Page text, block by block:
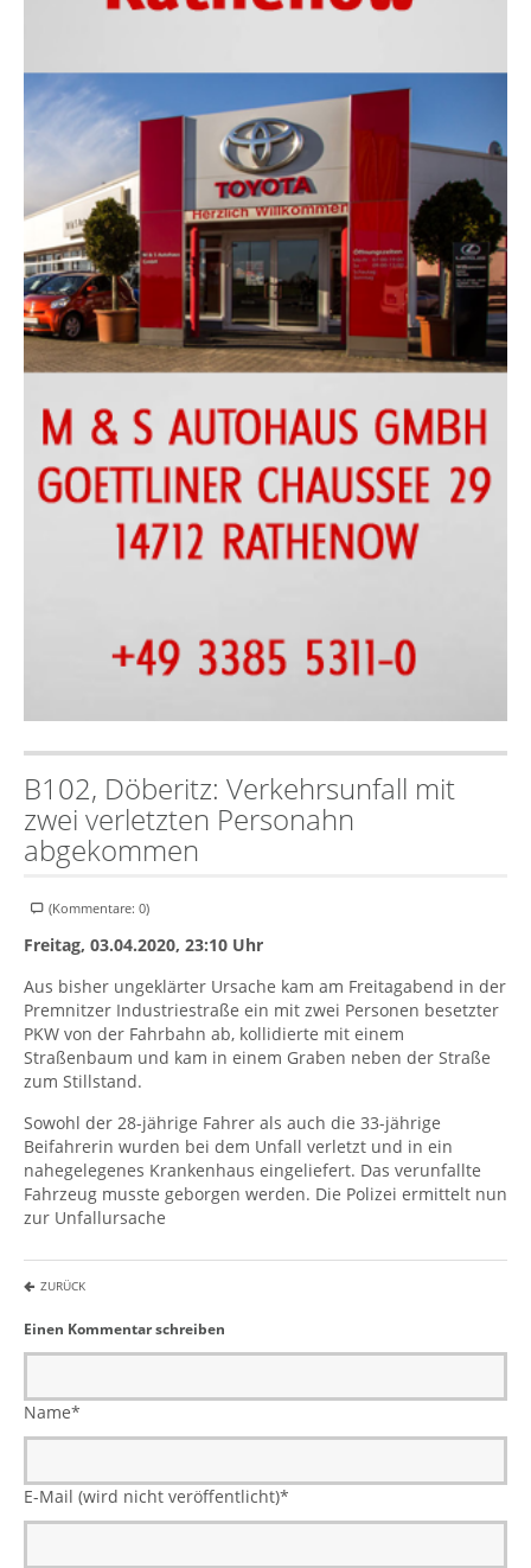
B102, Döberitz: Verkehrsunfall mit
zwei verletzten Personahn
abgekommen
(Kommentare: 0)
Freitag, 03.04.2020, 23:10 Uhr
Aus bisher ungeklärter Ursache kam am Freitagabend in der
Premnitzer Industriestraße ein mit zwei Personen besetzter
PKW von der Fahrbahn ab, kollidierte mit einem
Straßenbaum und kam in einem Graben neben der Straße
zum Stillstand.
Sowohl der 28-jährige Fahrer als auch die 33-jährige
Beifahrerin wurden bei dem Unfall verletzt und in ein
nahegelegenes Krankenhaus eingeliefert. Das verunfallte
Fahrzeug musste geborgen werden. Die Polizei ermittelt nun
zur Unfallursache
ZURÜCK
Einen Kommentar schreiben
Name*
E-Mail (wird nicht veröffentlicht)*